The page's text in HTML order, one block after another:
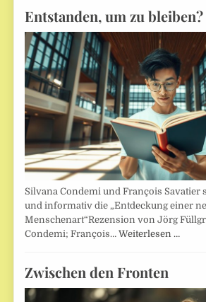
Entstanden, um zu bleiben?
Silvana Condemi und François
und informativ die „Entdeckung einer
Menschenart“Rezension von Jörg
Condemi; François…Weiterlesen …
Zwischen den Fronten